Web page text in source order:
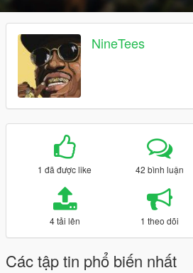
NineTees
1 đã được like 42 bình luận
4 tải lên 1 theo dõi
Các tập tin phổ biến nhất